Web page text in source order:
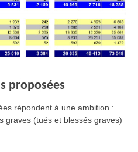
proposées
répondent à une ambition :
graves (tués et blessés graves)